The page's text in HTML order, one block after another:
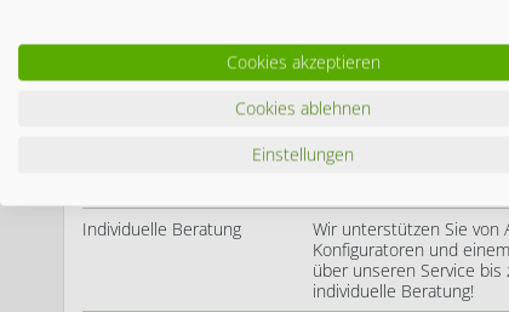
Torflügel mit 6 WPC-
Das SYSTEM WPC
überzeugt durch edle
durchgängiges Design im
Individuelle Beratung
Wir unterstützen Sie von
Konfiguratoren und
über unseren Service
individuelle Beratung!
Cookies akzeptieren
Cookies ablehnen
Einstellungen